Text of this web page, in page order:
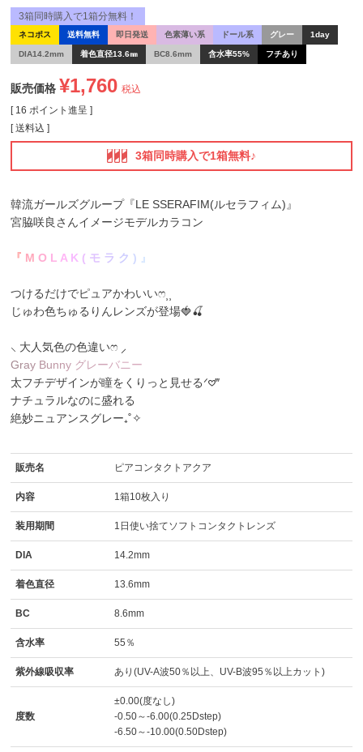
ネコポス 送料無料 即日発送 色素薄い系 ドール系 グレー 1day
DIA14.2mm 着色直径13.6㎜ BC8.6mm 含水率55% フチあり
3箱同時購入で1箱分無料！
販売価格 ¥1,760 税込
[ 16 ポイント進呈 ]
送料込
3箱同時購入で1箱無料♪
韓流ガールズグループ『LE SSERAFIM(ルセラフィム)』
宮脇咲良 さんイメージモデルカラコン
『 M O L A K ( モ ラ ク ) 』
つけるだけでピュアかわいいෆ⸒⸒
じゅわ色ちゅるりんレンズが登場🍓🍒
⸜ 大人気色の色違いෆ ⸝
Gray Bunny グレーバニ ー
太フチデザインが瞳をくりっと見せるᐟ𖹭‴
ナチュラルなのに盛れる
絶妙ニュアンスグレー₊˚✧
販売名 ピアコンタクトアクア
内容 1箱10枚入り
装用期間 1日使い捨てソフトコンタクトレンズ
DIA 14.2mm
着色直径 13.6mm
BC 8.6mm
含水率 55％
紫外線吸収率 あり(UV-A波50％以上、UV-B波95％以上カット)
度数
±0.00(度なし)
-0.50～-6.00(0.25Dstep)
-6.50～-10.00(0.50Dstep)